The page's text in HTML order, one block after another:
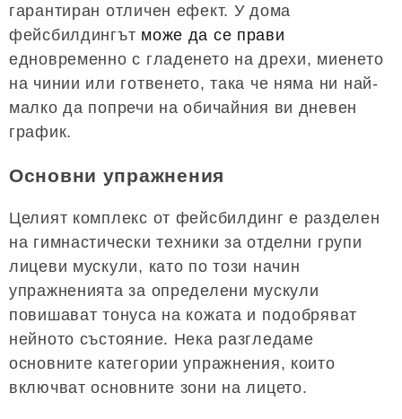
гарантиран отличен ефект. У дома
фейсбилдингът може да се прави
едновременно с гладенето на дрехи, миенето
на чинии или готвенето, така че няма ни най-
малко да попречи на обичайния ви дневен
график.
Основни упражнения
Целият комплекс от фейсбилдинг е разделен
на гимнастически техники за отделни групи
лицеви мускули, като по този начин
упражненията за определени мускули
повишават тонуса на кожата и подобряват
нейното състояние. Нека разгледаме
основните категории упражнения, които
включват основните зони на лицето.